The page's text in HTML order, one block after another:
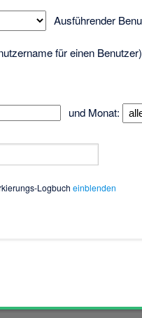
Ausführender
für einen
und Monat:
Logbuch einblenden